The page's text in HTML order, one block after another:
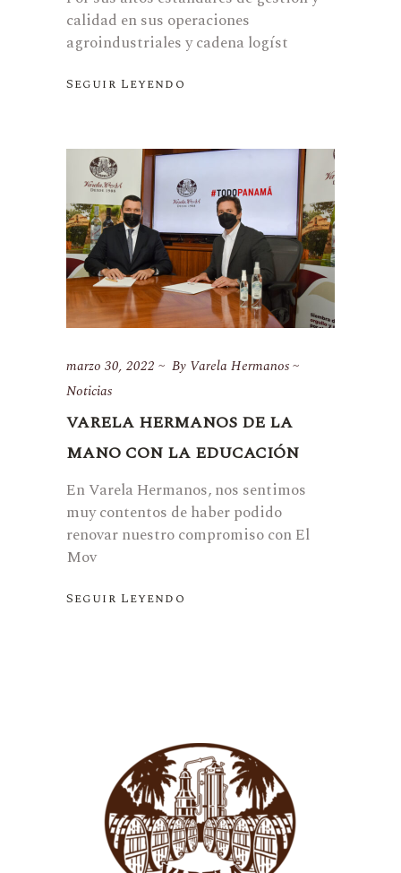
calidad en sus operaciones
agroindustriales y cadena logíst
Seguir Leyendo
marzo 30, 2022 By Varela Hermanos
Noticias
VARELA HERMANOS DE LA
MANO CON LA EDUCACIÓN
En Varela Hermanos, nos sentimos
muy contentos de haber podido
renovar nuestro compromiso con El
Mov
Seguir Leyendo